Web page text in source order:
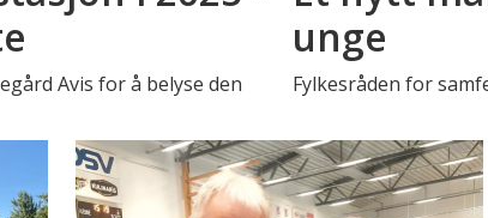
Avis for å belyse den
unge
Fylkesråden for